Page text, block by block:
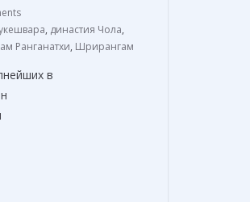
, династия Чола,
Ранганатхи, Шрирангам
в